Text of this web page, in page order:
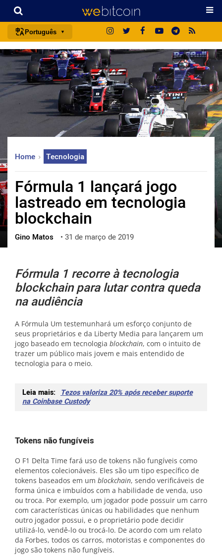
Português
português (BR)
english
español
français
italiano
中文
한국어
العربية
ไทย
ქართული
vietnamese
Home Tecnologia
Fórmula 1 lançará jogo
lastreado em tecnologia
blockchain
Gino Matos • 31 de março de 2019
Fórmula 1 recorre à tecnologia
blockchain para lutar contra queda
na audiência
A Fórmula Um testemunhará um esforço conjunto de
seus proprietários e da Liberty Media para lançarem um
jogo baseado em tecnologia blockchain, com o intuito de
trazer um público mais jovem e mais entendido de
tecnologia para o meio.
Leia mais: Tezos valoriza 20% após receber suporte
na Coinbase Custody
Tokens não fungíveis
O F1 Delta Time fará uso de tokens não fungíveis como
elementos colecionáveis. Eles são um tipo específico de
tokens baseados em um blockchain, sendo verificáveis de
forma única e imbuídos com a habilidade de venda, uso
ou troca. Por exemplo, um jogador pode possuir um carro
com características únicas ou habilidades que nenhum
outro jogador possui, e o proprietário pode decidir
utilizá-lo, vendê-lo ou trocá-lo. De acordo com um relato
da Forbes, todos os carros, motoristas e componentes do
jogo são tokens não fungíveis.